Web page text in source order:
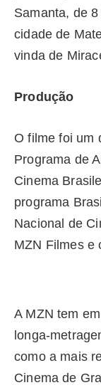
Samanta, de
cidade de
vinda de
Produção
O filme foi um
Programa de
Cinema
programa
Nacional de
MZN Filmes e
A MZN tem
longa-
como a mais
Cinema de